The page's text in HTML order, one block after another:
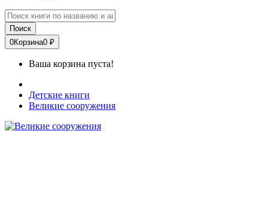
Поиск
0Корзина0 ₽
Ваша корзина пуста!
Детские книги
Великие сооружения